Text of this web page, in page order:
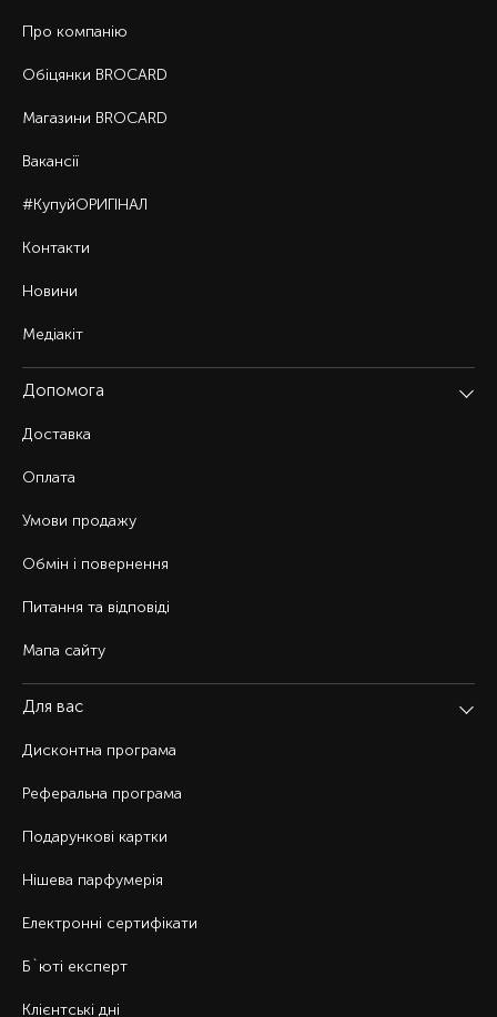
Про компанію
Обіцянки BROCARD
Магазини BROCARD
Вакансії
#КупуйОРИГІНАЛ
Контакти
Новини
Медіакіт
Допомога
Доставка
Оплата
Умови продажу
Обмін і повернення
Питання та відповіді
Мапа сайту
Для вас
Дисконтна програма
Реферальна програма
Подарункові картки
Нішева парфумерія
Електронні сертифікати
Б`юті експерт
Клієнтські дні